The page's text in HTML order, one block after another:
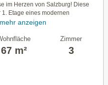
im Herzen von Salzburg! Diese
Etage eines modernen
mehr anzeigen
67 m²
Zimmer
3